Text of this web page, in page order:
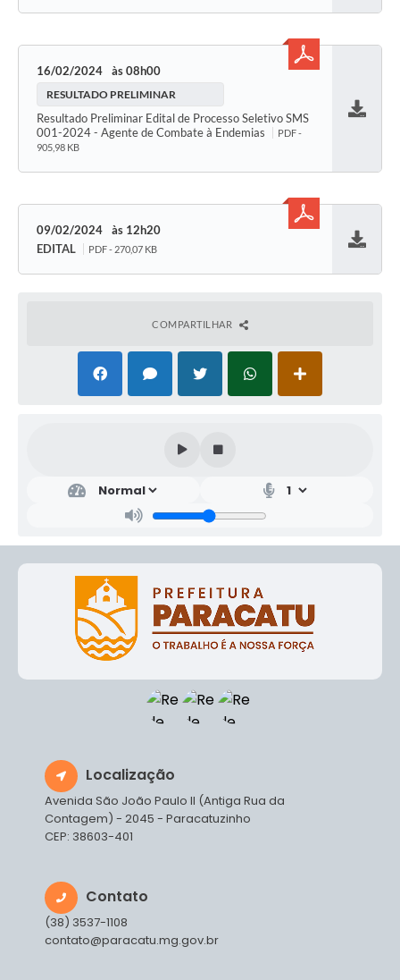
16/02/2024 08h00
RESULTADO PRELIMINAR
Resultado Preliminar Edital de Processo Seletivo SMS
001-2024 - Agente de Combate à Endemias
PDF -
905,98 KB
09/02/2024
12h20
EDITAL
PDF - 270,07 KB
COMPARTILHAR
Localização
Avenida São João Paulo II (Antiga Rua da
Contagem) - 2045 - Paracatuzinho
CEP: 38603-401
Contato
(38) 3537-1108
contato@paracatu.mg.gov.br